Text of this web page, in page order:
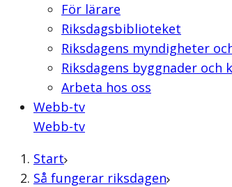
För lärare
Riksdagsbiblioteket
Riksdagens myndigheter
Riksdagens byggnader och
Arbeta hos oss
Webb-tv
Webb-tv
Start
Så fungerar riksdagen